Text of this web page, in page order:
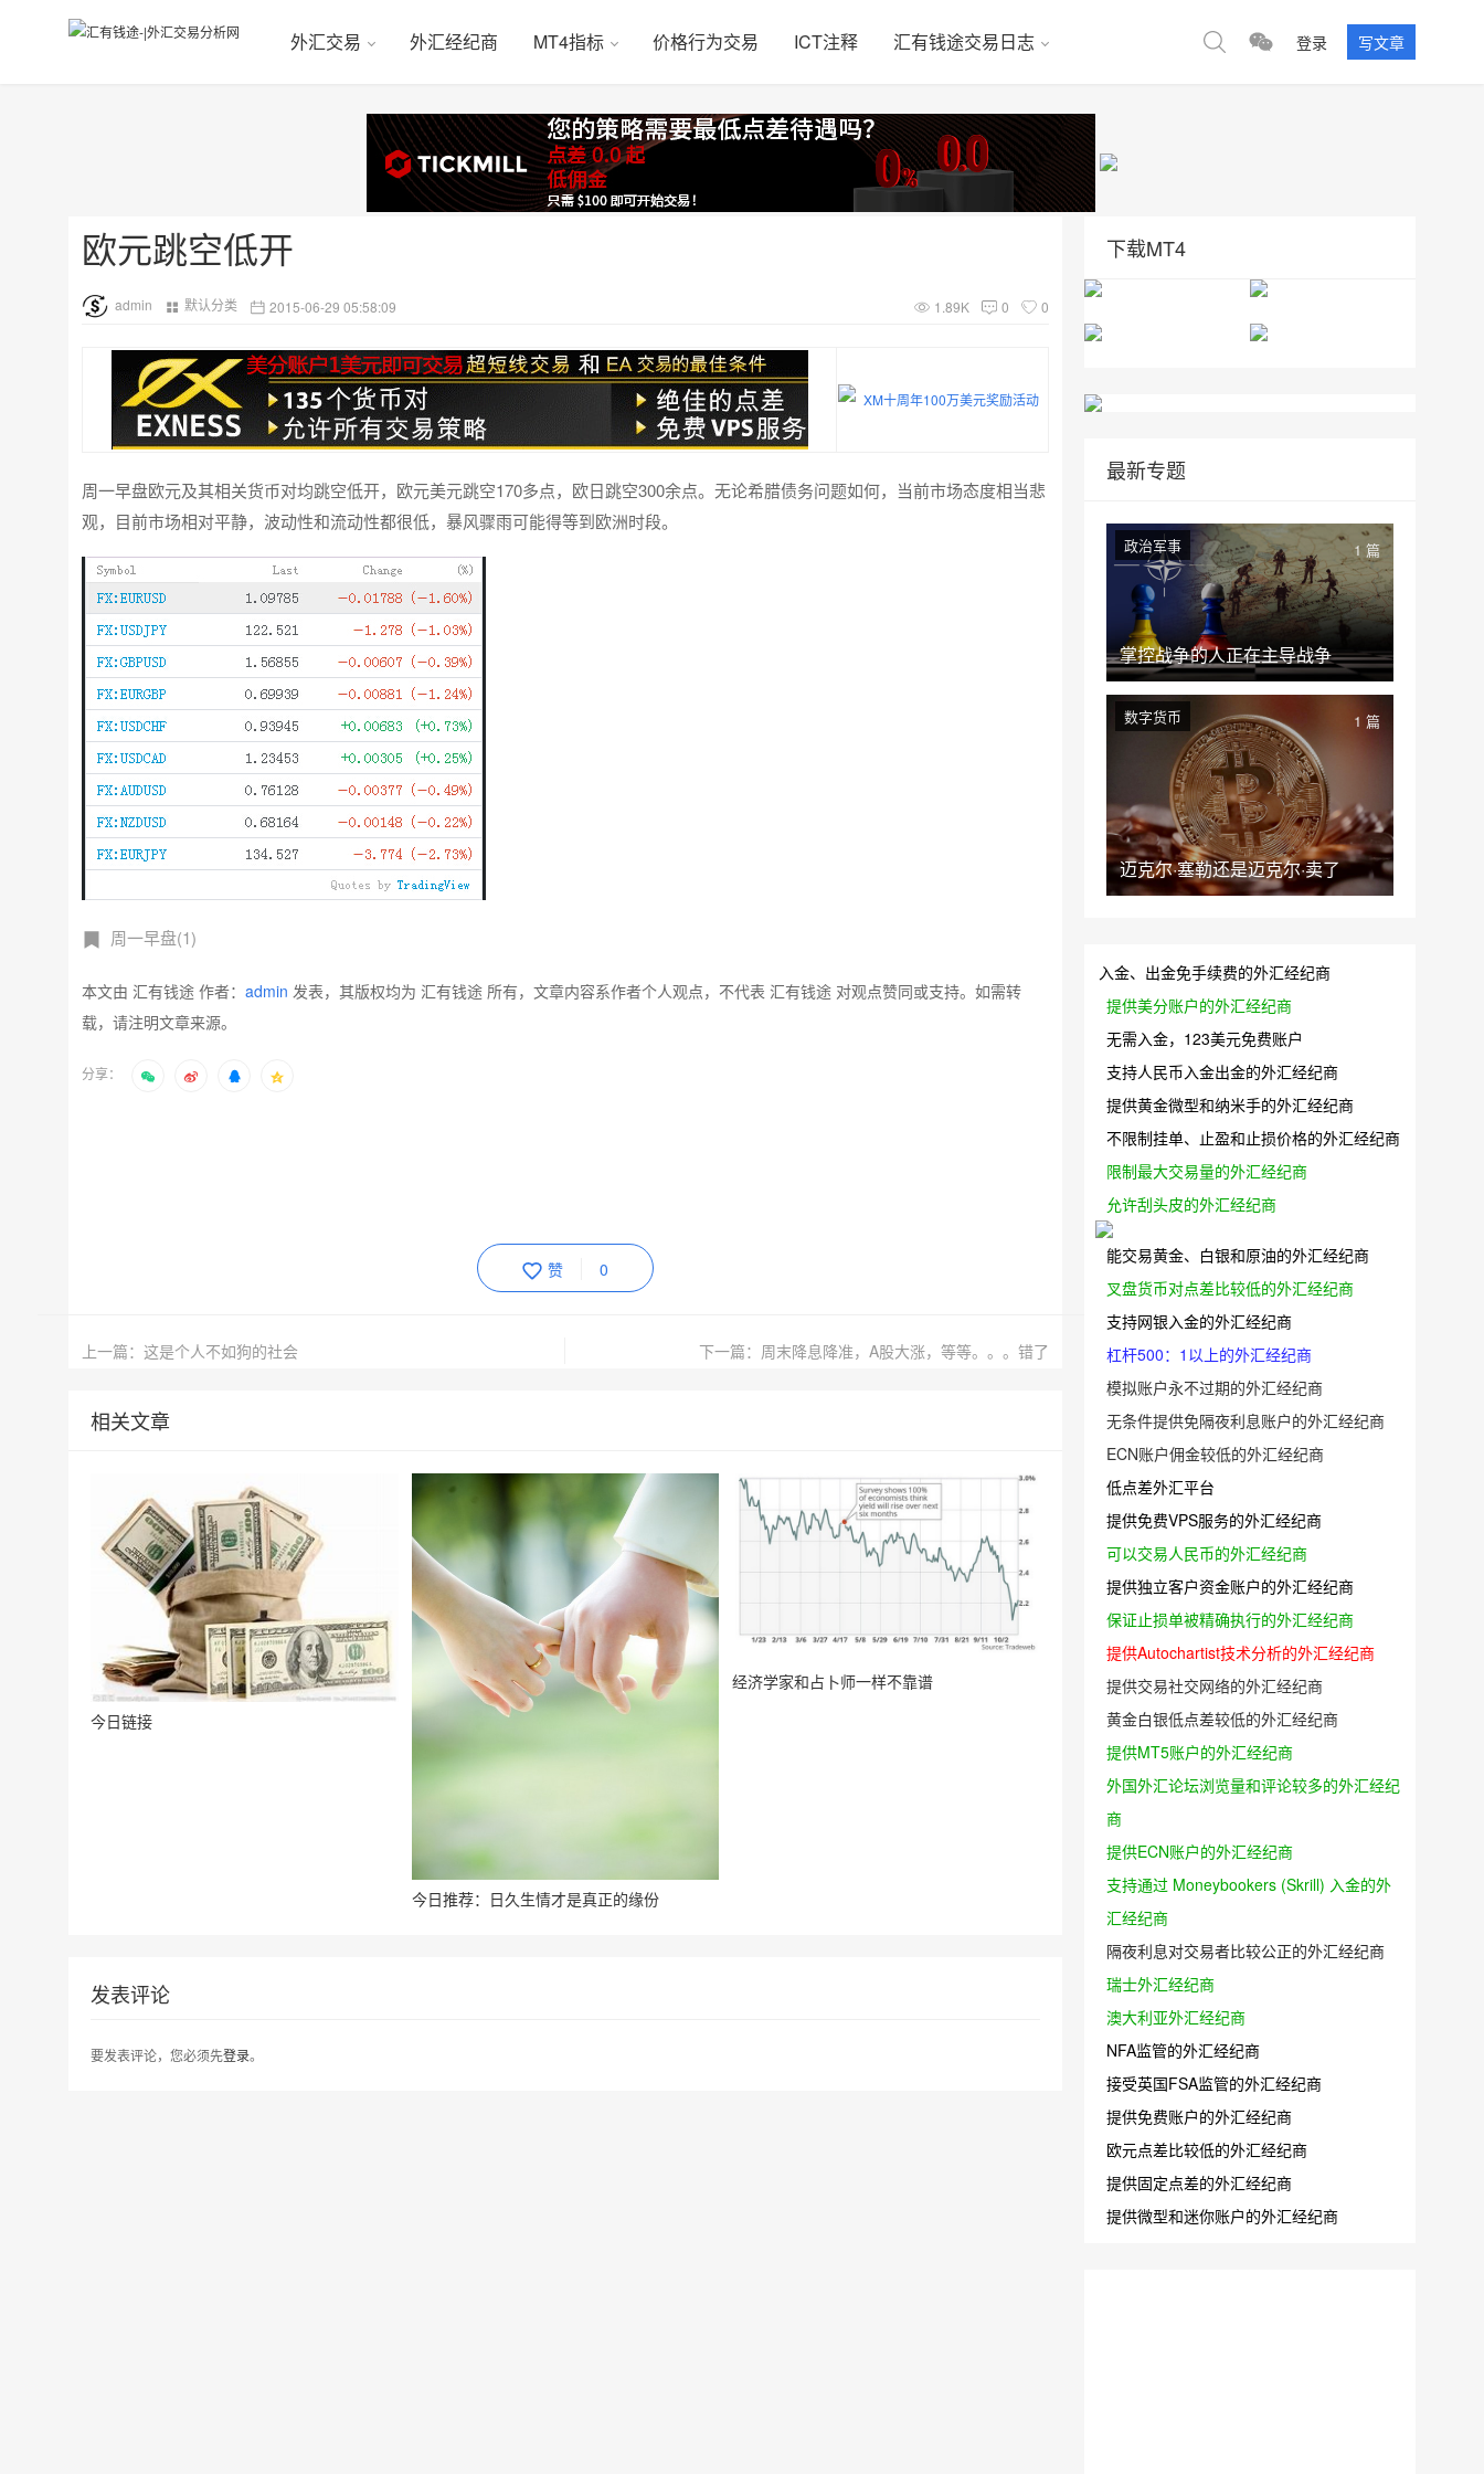
外汇交易 外汇经纪商 MT4指标 价格行为交易 ICT注释 汇有钱途交易日志 登录 写文章
欧元跳空低开
admin 默认分类 2015-06-29 05:58:09 1.89K 0 0
周一早盘欧元及其相关货币对均跳空低开，欧元美元跳空170多点，欧日跳空300余点。无论希腊债务问题如何，当前市场态度相当悲
观，目前市场相对平静，波动性和流动性都很低，暴风骤雨可能得等到欧洲时段。
周一早盘(1)
本文由 汇有钱途 作者： admin 发表，其版权均为 汇有钱途 所有，文章内容系作者个人观点，不代表 汇有钱途 对观点赞同或支持。如需转
载，请注明文章来源。
分享：
赞 0
上一篇：这是个人不如狗的社会 下一篇：周末降息降准，A股大涨，等等。。。错了
相关文章
今日链接
今日推荐：日久生情才是真正的缘份
经济学家和占卜师一样不靠谱
发表评论
要发表评论，您必须先登录。
下载MT4
最新专题
掌控战争的人正在主导战争
政治军事 1 篇
迈克尔·塞勒还是迈克尔·卖了
数字货币 1 篇
入金、出金免手续费的外汇经纪商
提供美分账户的外汇经纪商
无需入金，123美元免费账户
支持人民币入金出金的外汇经纪商
提供黄金微型和纳米手的外汇经纪商
不限制挂单、止盈和止损价格的外汇经纪商
限制最大交易量的外汇经纪商
允许刮头皮的外汇经纪商
能交易黄金、白银和原油的外汇经纪商
叉盘货币对点差比较低的外汇经纪商
支持网银入金的外汇经纪商
杠杆500：1以上的外汇经纪商
模拟账户永不过期的外汇经纪商
无条件提供免隔夜利息账户的外汇经纪商
ECN账户佣金较低的外汇经纪商
低点差外汇平台
提供免费VPS服务的外汇经纪商
可以交易人民币的外汇经纪商
提供独立客户资金账户的外汇经纪商
保证止损单被精确执行的外汇经纪商
提供Autochartist技术分析的外汇经纪商
提供交易社交网络的外汇经纪商
黄金白银低点差较低的外汇经纪商
提供MT5账户的外汇经纪商
外国外汇论坛浏览量和评论较多的外汇经纪
商
提供ECN账户的外汇经纪商
支持通过 Moneybookers (Skrill) 入金的外
汇经纪商
隔夜利息对交易者比较公正的外汇经纪商
瑞士外汇经纪商
澳大利亚外汇经纪商
NFA监管的外汇经纪商
接受英国FSA监管的外汇经纪商
提供免费账户的外汇经纪商
欧元点差比较低的外汇经纪商
提供固定点差的外汇经纪商
提供微型和迷你账户的外汇经纪商